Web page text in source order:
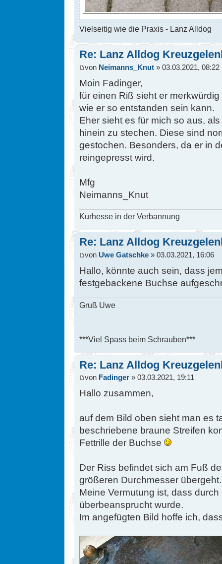
Vielseitig wie die Praxis - Lanz Alldog
Re: Lanz Alldog
von Neimanns_Knut » 03.03.2021, 08:22
Moin Fadinger,
für einen Riß sieht er
wie er so entstanden sein kann.
Eher sieht es für mich so aus,
hinein zu stechen. Diese sind
gestochen. Besonders, da er in
reingepresst wird.
Mfg
Neimanns_Knut
Kurhesse in der Verbannung
Re: Lanz Alldog
von Uwe Gatschke » 03.03.2021, 16:06
Hallo, könnte auch sein, dass
festgebackene Buchse
Gruß Uwe
***Viel Spass beim Schrauben***
Re: Lanz Alldog
von Fadinger » 03.03.2021, 19:11
Hallo zusammen,
auf dem Bild oben sieht man es
beschriebene braune Streifen
Fettrille der Buchse
Der Riss befindet sich am Fuß
größeren Durchmesser
Meine Vermutung ist, dass
überbeansprucht wurde.
Im angefügten Bild hoffe ich,